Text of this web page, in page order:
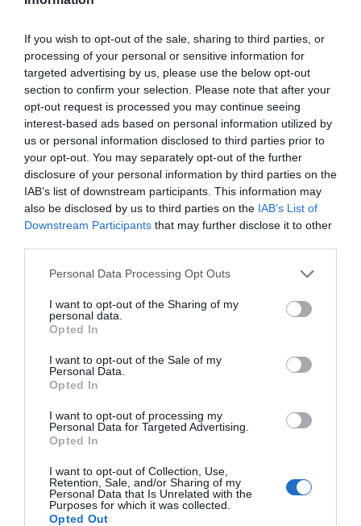
If you wish to opt-out of the sale, sharing to third parties, or
processing of your personal or sensitive information for
targeted advertising by us, please use the below opt-out
section to confirm your selection. Please note that after your
opt-out request is processed you may continue seeing
interest-based ads based on personal information utilized by
us or personal information disclosed to third parties prior to
your opt-out. You may separately opt-out of the further
disclosure of your personal information by third parties on the
IAB’s list of downstream participants. This information may
also be disclosed by us to third parties on the IAB’s List of
Downstream Participants that may further disclose it to other
Personal Data Processing Opt Outs
I want to opt-out of the Sharing of my
personal data.
Opted In
I want to opt-out of the Sale of my
Personal Data.
Opted In
I want to opt-out of processing my
Personal Data for Targeted Advertising.
Opted In
I want to opt-out of Collection, Use,
Retention, Sale, and/or Sharing of my
Personal Data that Is Unrelated with the
Purposes for which it was collected.
Opted Out